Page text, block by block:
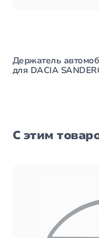
Держатель
для DACIA
С этим